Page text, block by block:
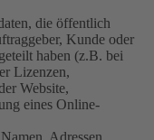
die öffentlich
Kunde oder
haben (z.B. bei
Lizenzen,
Website,
eines Online-
Adressen,